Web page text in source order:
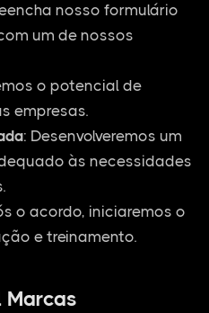
nosso formulário
um de nossos
o potencial de
empresas.
: Desenvolveremos um
às necessidades
o acordo, iniciaremos o
e treinamento.
Marcas